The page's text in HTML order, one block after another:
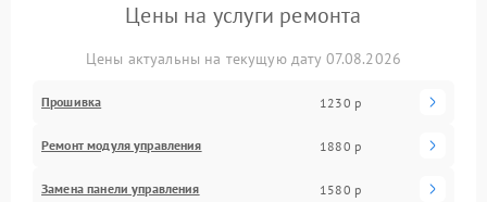
Цены на услуги ремонта
Цены актуальны на текущую дату 07.08.2026
Прошивка 1230 р
Ремонт модуля управления 1880 р
Замена панели управления 1580 р